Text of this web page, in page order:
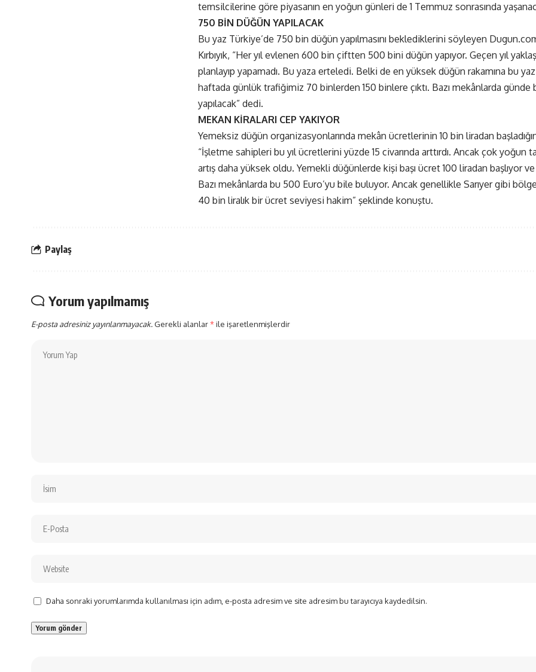
temsilcilerine göre piyasanın en yoğun günleri de 1 Temmuz sonrasında
750 BİN DÜĞÜN YAPILACAK
Bu yaz Türkiye’de 750 bin düğün yapılmasını beklediklerini söyleyen
Kırbıyık, “Her yıl evlenen 600 bin çiftten 500 bini düğün yapıyor. Geçen yıl
planlayıp yapamadı. Bu yaza erteledi. Belki de en yüksek düğün rakamına bu
haftada günlük trafiğimiz 70 binlerden 150 binlere çıktı. Bazı mekânlarda
yapılacak” dedi.
MEKAN KİRALARI CEP YAKIYOR
Yemeksiz düğün organizasyonlarında mekân ücretlerinin 10 bin liradan
“İşletme sahipleri bu yıl ücretlerini yüzde 15 civarında arttırdı. Ancak çok
artış daha yüksek oldu. Yemekli düğünlerde kişi başı ücret 100 liradan başlıyor
Bazı mekânlarda bu 500 Euro’yu bile buluyor. Ancak genellikle Sarıyer gibi
40 bin liralık bir ücret seviyesi hakim” şeklinde konuştu.
Paylaş
Yorum yapılmamış
E-posta adresiniz yayınlanmayacak. Gerekli alanlar*ile işaretlenmişlerdir
Daha sonraki yorumlarımda kullanılması için adım, e-posta adresim ve site adresim bu tarayıcıya kaydedilsin.